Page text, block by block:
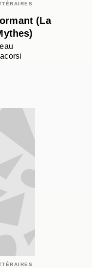
(La